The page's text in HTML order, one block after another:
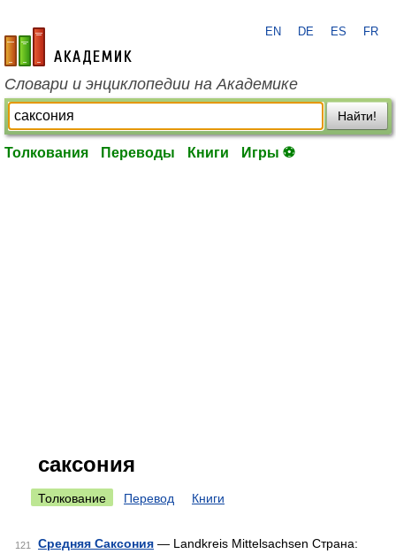
academic.ru
EN DE ES FR
Словари и энциклопедии на Академике
Найти!
Толкования Переводы Книги Игры ⚽
саксония
Толкование Перевод Книги
121 Средняя Саксония — Landkreis Mittelsachsen Страна: